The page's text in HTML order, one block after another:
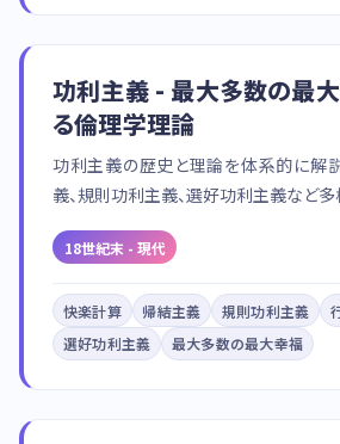
功利主義 - 最大多数の最
る倫理学理論
功利主義の歴史と理論を体系的に解
義、規則功利主義、選好功利主義など多
18世紀末 - 現代
快楽計算 帰結主義 規則功利主義
選好功利主義
最大多数の最大幸福